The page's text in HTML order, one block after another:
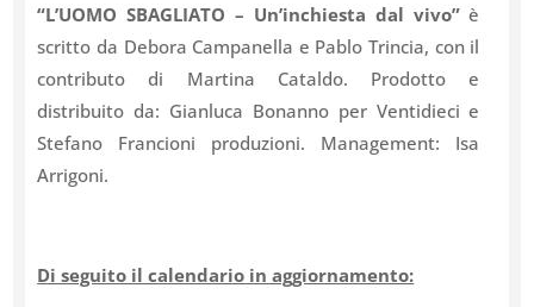
“L’UOMO SBAGLIATO – Un’inchiesta dal vivo”è
scritto da Debora Campanella e Pablo Trincia, con il
contributo di Martina Cataldo. Prodotto e
distribuito da: Gianluca Bonanno per Ventidieci e
Stefano Francioni produzioni. Management: Isa
Arrigoni.
Di seguito il calendario in aggiornamento: